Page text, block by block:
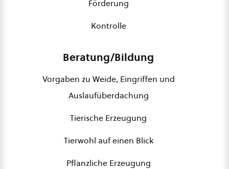
Förderung
Kontrolle
Beratung/Bildung
Vorgaben zu Weide, Eingriffen und
Auslaufüberdachung
Tierische Erzeugung
Tierwohl auf einen Blick
Pflanzliche Erzeugung